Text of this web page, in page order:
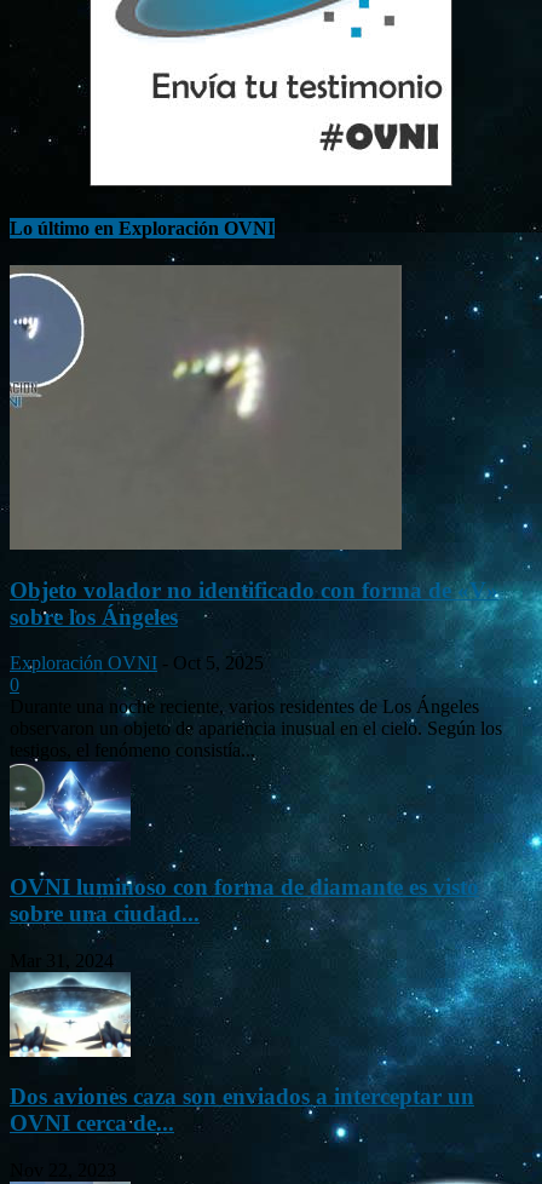
Lo último en Exploración OVNI
Objeto volador no identificado con forma de «V»
sobre los Ángeles
Exploración OVNI - Oct 5, 2025
0
Durante una noche reciente, varios residentes de Los Ángeles
observaron un objeto de apariencia inusual en el cielo. Según los
testigos, el fenómeno consistía...
OVNI luminoso con forma de diamante es visto
sobre una ciudad...
Mar 31, 2024
Dos aviones caza son enviados a interceptar un
OVNI cerca de...